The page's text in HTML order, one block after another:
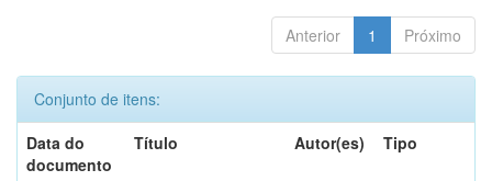
Anterior 1 Próximo
Conjunto de itens:
Data do
documento
Título Autor(es) Tipo